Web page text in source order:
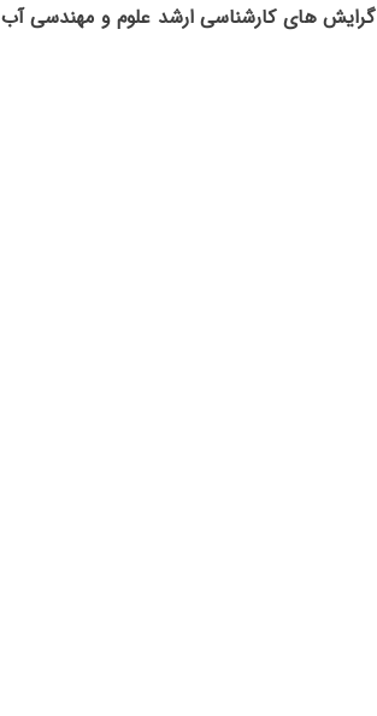
گرایش های کارشناسی ارشد علوم و مهندسی آب